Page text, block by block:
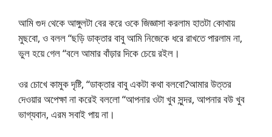
আমি গুদ থেকে আঙ্গুলটা বের করে ওকে জিজ্ঞাসা করলাম হাতটা কোথায়
মুছবো, ও বলল “ছড়ি ডাক্তার বাবু আমি নিজেকে ধরে রাখতে পারলাম না,
ভুল হয়ে গেল “বলে আমার বাঁড়ার দিকে চেয়ে রইল।
ওর চোখে কামুক দৃষ্টি, “ডাক্তার বাবু একটা কথা বলবো?আমার উত্তর
দেওয়ার অপেক্ষা না করেই বললো “আপনার ওটা খুব সুন্দর, আপনার বউ খুব
ভাগ্যবান, এরম সবাই পায় না।